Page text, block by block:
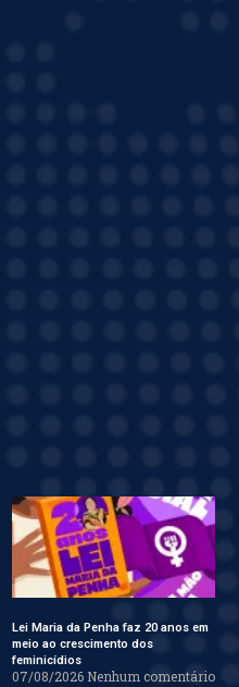
Lei Maria da Penha faz 20 anos em
meio ao crescimento dos
feminicídios
07/08/2026 Nenhum comentário